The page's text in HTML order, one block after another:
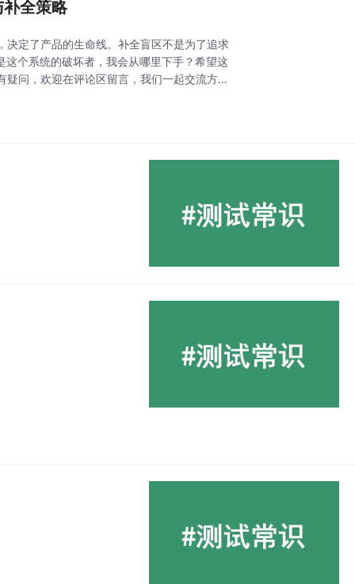
全策略
定了产品的生命线。补全盲区不是为了追求
这个系统的破坏者，我会从哪里下手？希望这
疑问，欢迎在评论区留言，我们一起交流方